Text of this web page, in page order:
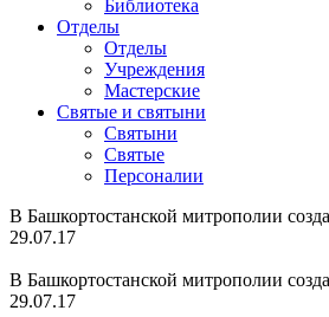
Библиотека
Отделы
Отделы
Учреждения
Мастерские
Святые и святыни
Cвятыни
Cвятые
Персоналии
В Башкортостанской митрополии
29.07.17
В Башкортостанской митрополии
29.07.17